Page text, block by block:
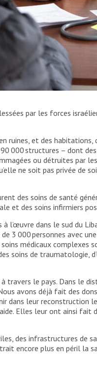
par les forces
ruines, et des
000 structures – dont
ou détruites par
ne soit pas privée de
des soins de santé
et des soins infirmiers
l’œuvre dans le sud du
3 000 personnes avec
médicaux complexes
soins de traumatologie,
travers le pays. Dans le
avons déjà fait des
dans leur reconstruction
Elles leur ont ainsi fait
des infrastructures de
encore plus en péril la